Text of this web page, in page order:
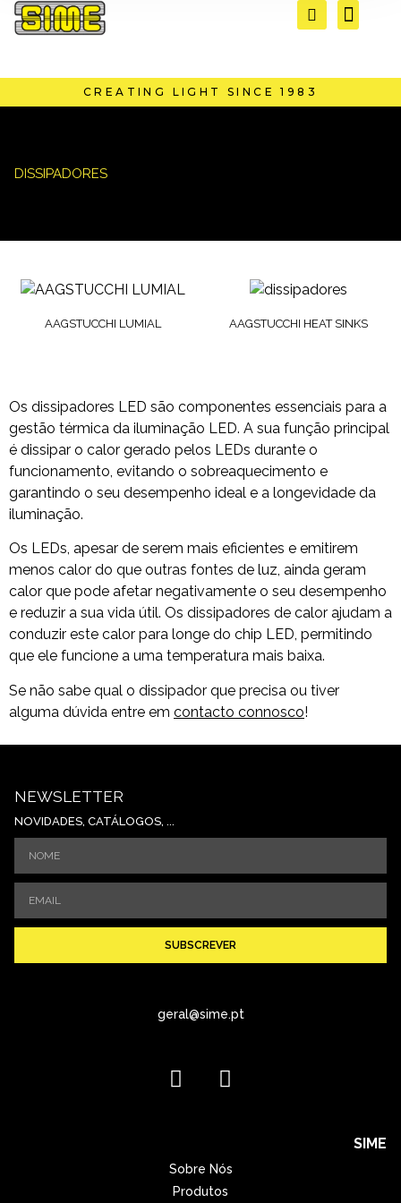
CREATING LIGHT SINCE 1983
DISSIPADORES
AAGSTUCCHI LUMIAL AAGSTUCCHI HEAT SINKS
Os dissipadores LED são componentes essenciais para a
gestão térmica da iluminação LED. A sua função principal
é dissipar o calor gerado pelos LEDs durante o
funcionamento, evitando o sobreaquecimento e
garantindo o seu desempenho ideal e a longevidade da
iluminação.
Os LEDs, apesar de serem mais eficientes e emitirem
menos calor do que outras fontes de luz, ainda geram
calor que pode afetar negativamente o seu desempenho
e reduzir a sua vida útil. Os dissipadores de calor ajudam a
conduzir este calor para longe do chip LED, permitindo
que ele funcione a uma temperatura mais baixa.
Se não sabe qual o dissipador que precisa ou tiver
alguma dúvida entre em contacto connosco!
NEWSLETTER
NOVIDADES, CATÁLOGOS, ...
SUBSCREVER
geral@sime.pt
SIME
Sobre Nós
Produtos